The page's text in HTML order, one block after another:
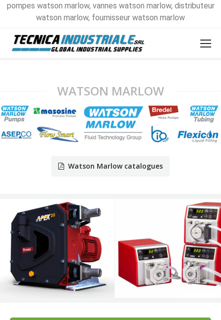
pompes watson marlow, vannes watson marlow, distributeur
watson marlow, fournisseur watson marlow
WATSON MARLOW
Watson Marlow catalogues